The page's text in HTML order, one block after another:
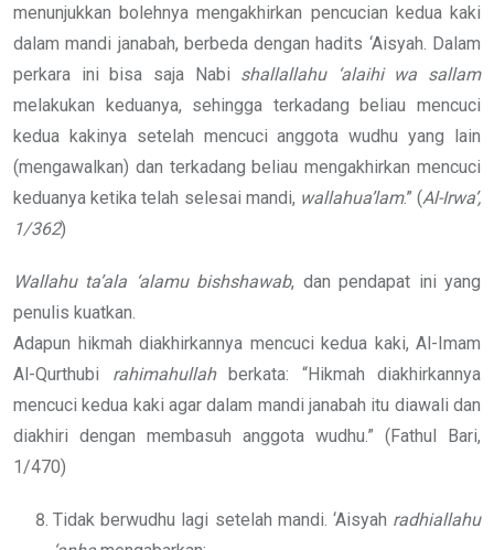
menunjukkan bolehnya mengakhirkan pencucian kedua kaki
dalam mandi janabah, berbeda dengan hadits ‘Aisyah. Dalam
perkara ini bisa saja Nabi shallallahu ‘alaihi wa sallam
melakukan keduanya, sehingga terkadang beliau mencuci
kedua kakinya setelah mencuci anggota wudhu yang lain
(mengawalkan) dan terkadang beliau mengakhirkan mencuci
keduanya ketika telah selesai mandi, wallahua’lam.” (Al-Irwa’,
1/362)
Wallahu ta’ala ‘alamu bishshawab, dan pendapat ini yang
penulis kuatkan.
Adapun hikmah diakhirkannya mencuci kedua kaki, Al-Imam
Al-Qurthubi rahimahullahberkata: “Hikmah diakhirkannya
mencuci kedua kaki agar dalam mandi janabah itu diawali dan
diakhiri dengan membasuh anggota wudhu.” (Fathul Bari,
1/470)
Tidak berwudhu lagi setelah mandi. ‘Aisyah radhiallahu